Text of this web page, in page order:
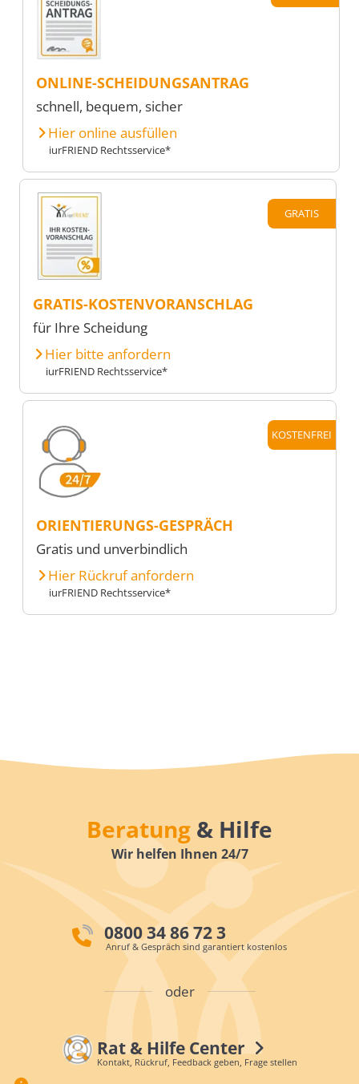
ONLINE-SCHEIDUNGSANTRAG
schnell, bequem, sicher
Hier online ausfüllen
iurFRIEND Rechtsservice*
GRATIS
GRATIS-KOSTENVORANSCHLAG
für Ihre Scheidung
Hier bitte anfordern
iurFRIEND Rechtsservice*
KOSTENFREI
ORIENTIERUNGS-GESPRÄCH
Gratis und unverbindlich
Hier Rückruf anfordern
iurFRIEND Rechtsservice*
Beratung & Hilfe
Wir helfen Ihnen 24/7
0800 34 86 72 3
Anruf & Gespräch sind garantiert kostenlos
oder
Rat & Hilfe Center
Kontakt, Rückruf, Feedback geben, Frage stellen